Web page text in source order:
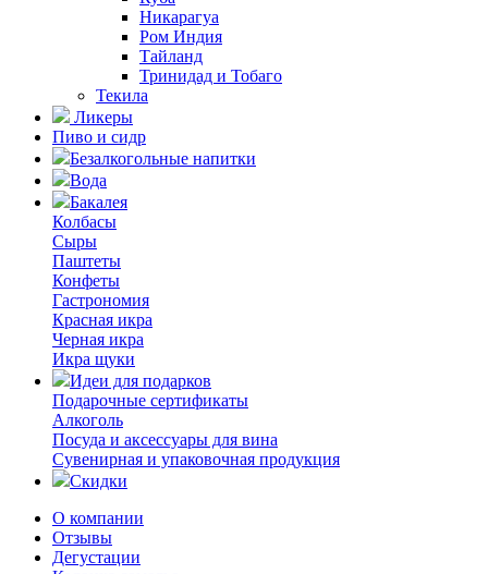
Никарагуа
Ром Индия
Тайланд
Тринидад и Тобаго
Текила
Ликеры
Пиво и сидр
Безалкогольные напитки
Вода
Бакалея
Колбасы
Сыры
Паштеты
Конфеты
Гастрономия
Красная икра
Черная икра
Икра щуки
Идеи для подарков
Подарочные сертификаты
Алкоголь
Посуда и аксессуары для вина
Сувенирная и упаковочная продукция
Скидки
О компании
Отзывы
Дегустации